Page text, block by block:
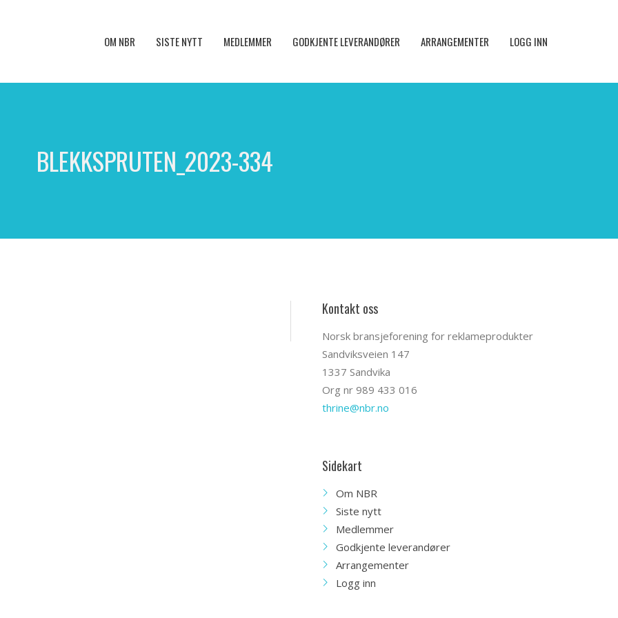
OM NBR SISTE NYTT MEDLEMMER GODKJENTE LEVERANDØRER ARRANGEMENTER LOGG INN
BLEKKSPRUTEN_2023-334
Kontakt oss
Norsk bransjeforening for reklameprodukter
Sandviksveien 147
1337 Sandvika
Org nr 989 433 016
thrine@nbr.no
Sidekart
Om NBR
Siste nytt
Medlemmer
Godkjente leverandører
Arrangementer
Logg inn